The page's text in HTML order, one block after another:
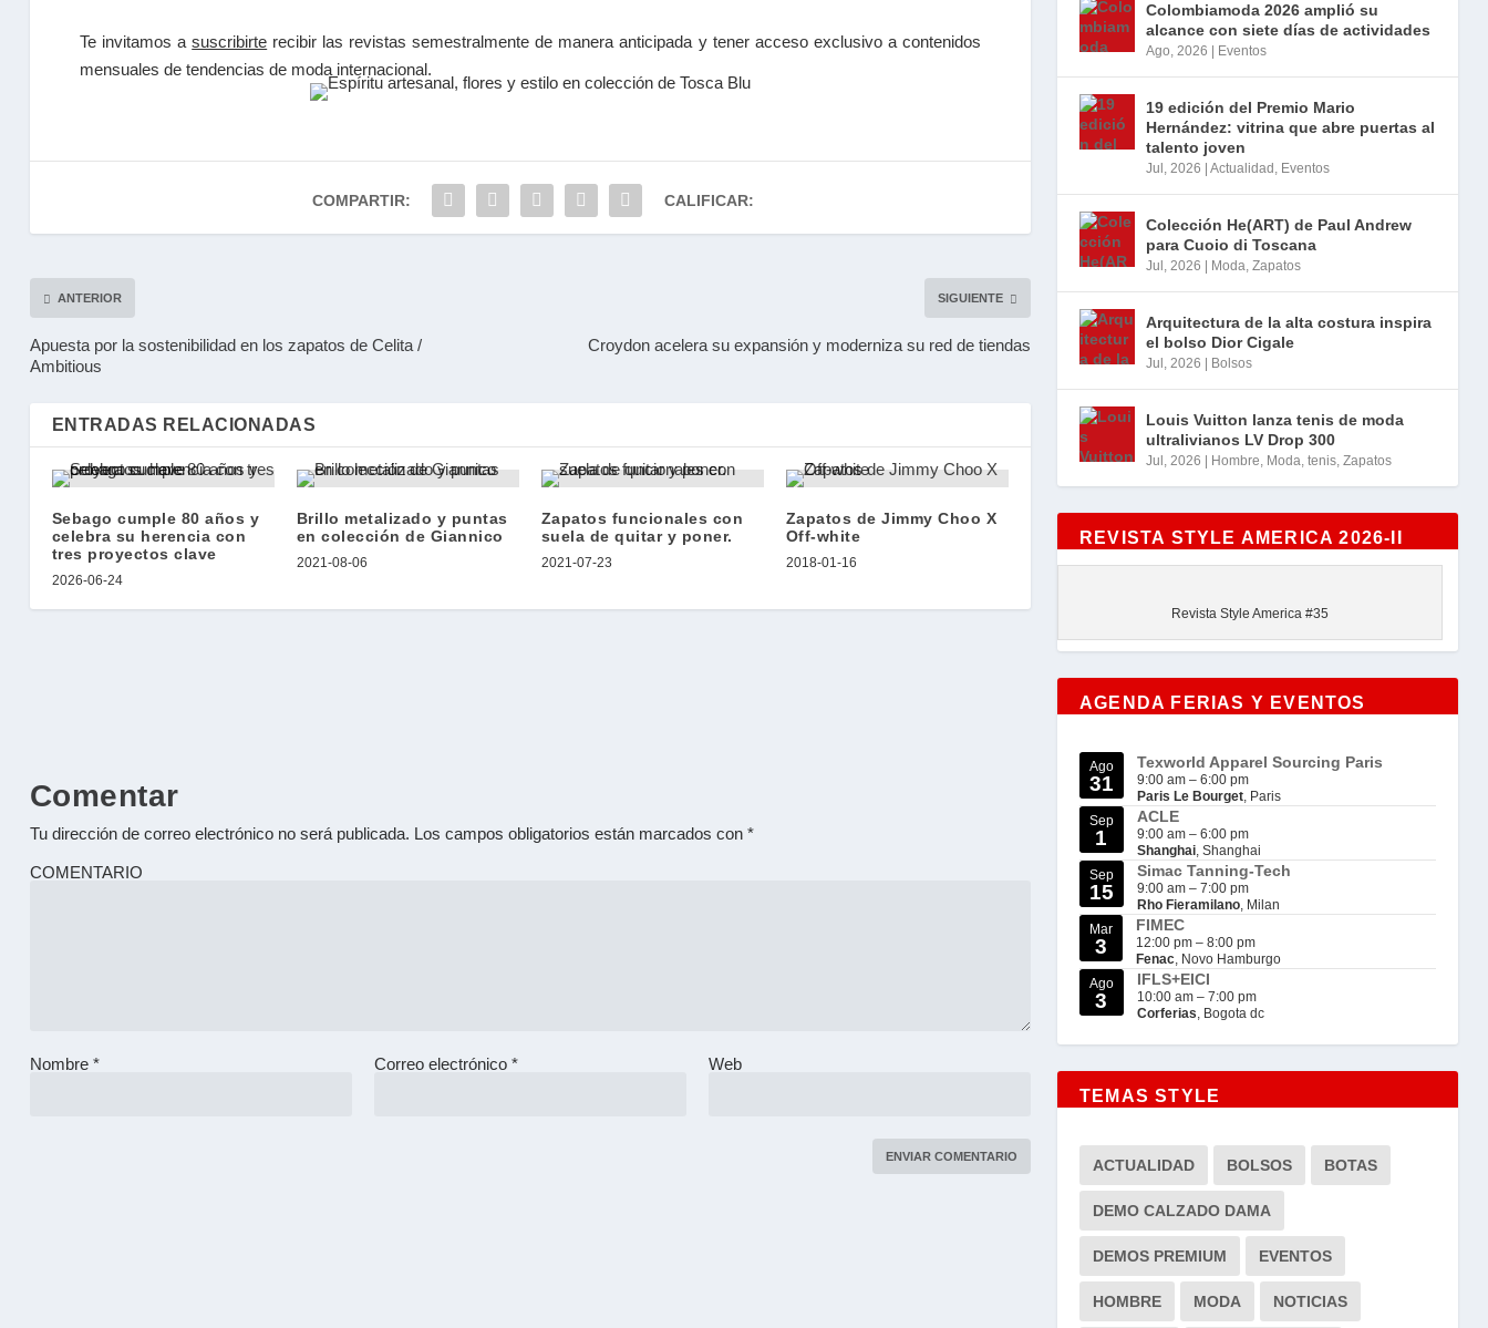
Te invitamos asuscribirte recibir las revistas semestralmente de manera anticipada y tener acceso exclusivo a contenidos
mensuales de tendencias de moda internacional.
COMPARTIR: CALIFICAR:
ANTERIOR
Apuesta por la sostenibilidad en los zapatos de Celita /
Ambitious
SIGUIENTE
Croydon acelera su expansión y moderniza su red de tiendas
ENTRADAS RELACIONADAS
Sebago cumple 80 años y
celebra su herencia con
tres proyectos clave
2026-06-24
Brillo metalizado y puntas
en colección de Giannico
2021-08-06
Zapatos funcionales con
suela de quitar y poner.
2021-07-23
Zapatos de Jimmy Choo X
Off-white
2018-01-16
Comentar
Tu dirección de correo electrónico no será publicada. Los campos obligatorios están marcados con *
COMENTARIO
Nombre * Correo electrónico* Web
Colombiamoda 2026 amplió su
alcance con siete días de actividades
Ago, 2026 Eventos
19 edición del Premio Mario
Hernández: vitrina que abre puertas al
talento joven
Jul, 2026 Actualidad , Eventos
Colección He(ART) de Paul Andrew
para Cuoio di Toscana
Jul, 2026 Moda, Zapatos
Arquitectura de la alta costura inspira
el bolso Dior Cigale
Jul, 2026 Bolsos
Louis Vuitton lanza tenis de moda
ultralivianos LV Drop 300
Jul, 2026 Hombre, Moda, tenis, Zapatos
REVISTA STYLE AMERICA 2026-II
Revista Style America #35
AGENDA FERIAS Y EVENTOS
Ago
31
Texworld Apparel Sourcing Paris
9:00 am – 6:00 pm
Paris Le Bourget, Paris
Sep
1
ACLE
9:00 am – 6:00 pm
Shanghai, Shanghai
Sep
15
Simac Tanning-Tech
9:00 am – 7:00 pm
Rho Fieramilano, Milan
Mar
3
FIMEC
12:00 pm – 8:00 pm
Fenac, Novo Hamburgo
Ago
3
IFLS+EICI
10:00 am – 7:00 pm
Corferias, Bogota dc
TEMAS STYLE
ACTUALIDAD BOLSOS BOTAS
DEMO CALZADO DAMA
DEMOS PREMIUM EVENTOS
HOMBRE MODA NOTICIAS